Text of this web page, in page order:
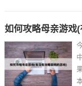
如何攻略母亲游戏